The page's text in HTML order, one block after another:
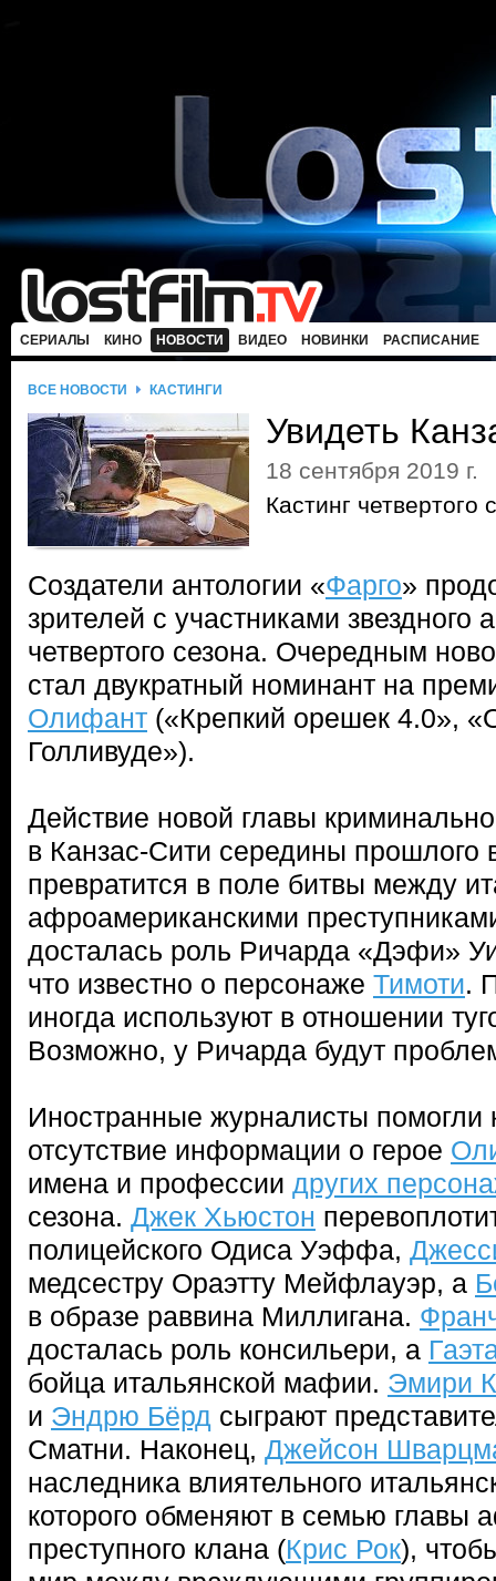
СЕРИАЛЫ КИНО НОВОСТИ ВИДЕО НОВИНКИ РАСПИСАНИЕ
ВСЕ НОВОСТИ КАСТИНГИ
Увидеть
18 сентября 2019 г.
Кастинг четвертого
Создатели антологии «Фарго»
зрителей с участниками звездного
четвертого сезона. Очередным
стал двукратный номинант на
Олифант («Крепкий орешек 4.0»,
Голливуде»).
Действие новой главы
в Канзас-Сити середины прошлого
превратится в поле битвы между
афроамериканскими
досталась роль Ричарда «Дэфи»
что известно о персонаже Тимоти.
иногда используют в отношении
Возможно, у Ричарда будут
Иностранные журналисты помогли
отсутствие информации о герое
имена и профессии других
сезона. Джек Хьюстон
полицейского Одиса Уэффа,
медсестру Ораэтту Мейфлауэр, а
в образе раввина Миллигана.
досталась роль консильери, а
бойца итальянской мафии. Эмири
и Эндрю Бёрд сыграют
Сматни. Наконец, Джейсон
наследника влиятельного
которого обменяют в семью главы
преступного клана (Крис Рок),